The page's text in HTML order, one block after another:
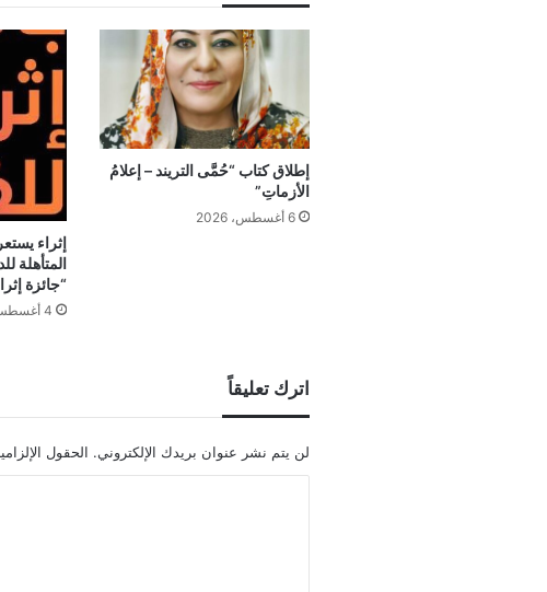
إطلاق كتاب “حُمَّى التريند – إعلامُ
الأزماتِ”
6 أغسطس، 2026
إثراء
المتأهلة
“جائزة
4 أغسطس، 2026
اترك تعليقاً
لن يتم نشر عنوان بريدك الإلكتروني. الحقول